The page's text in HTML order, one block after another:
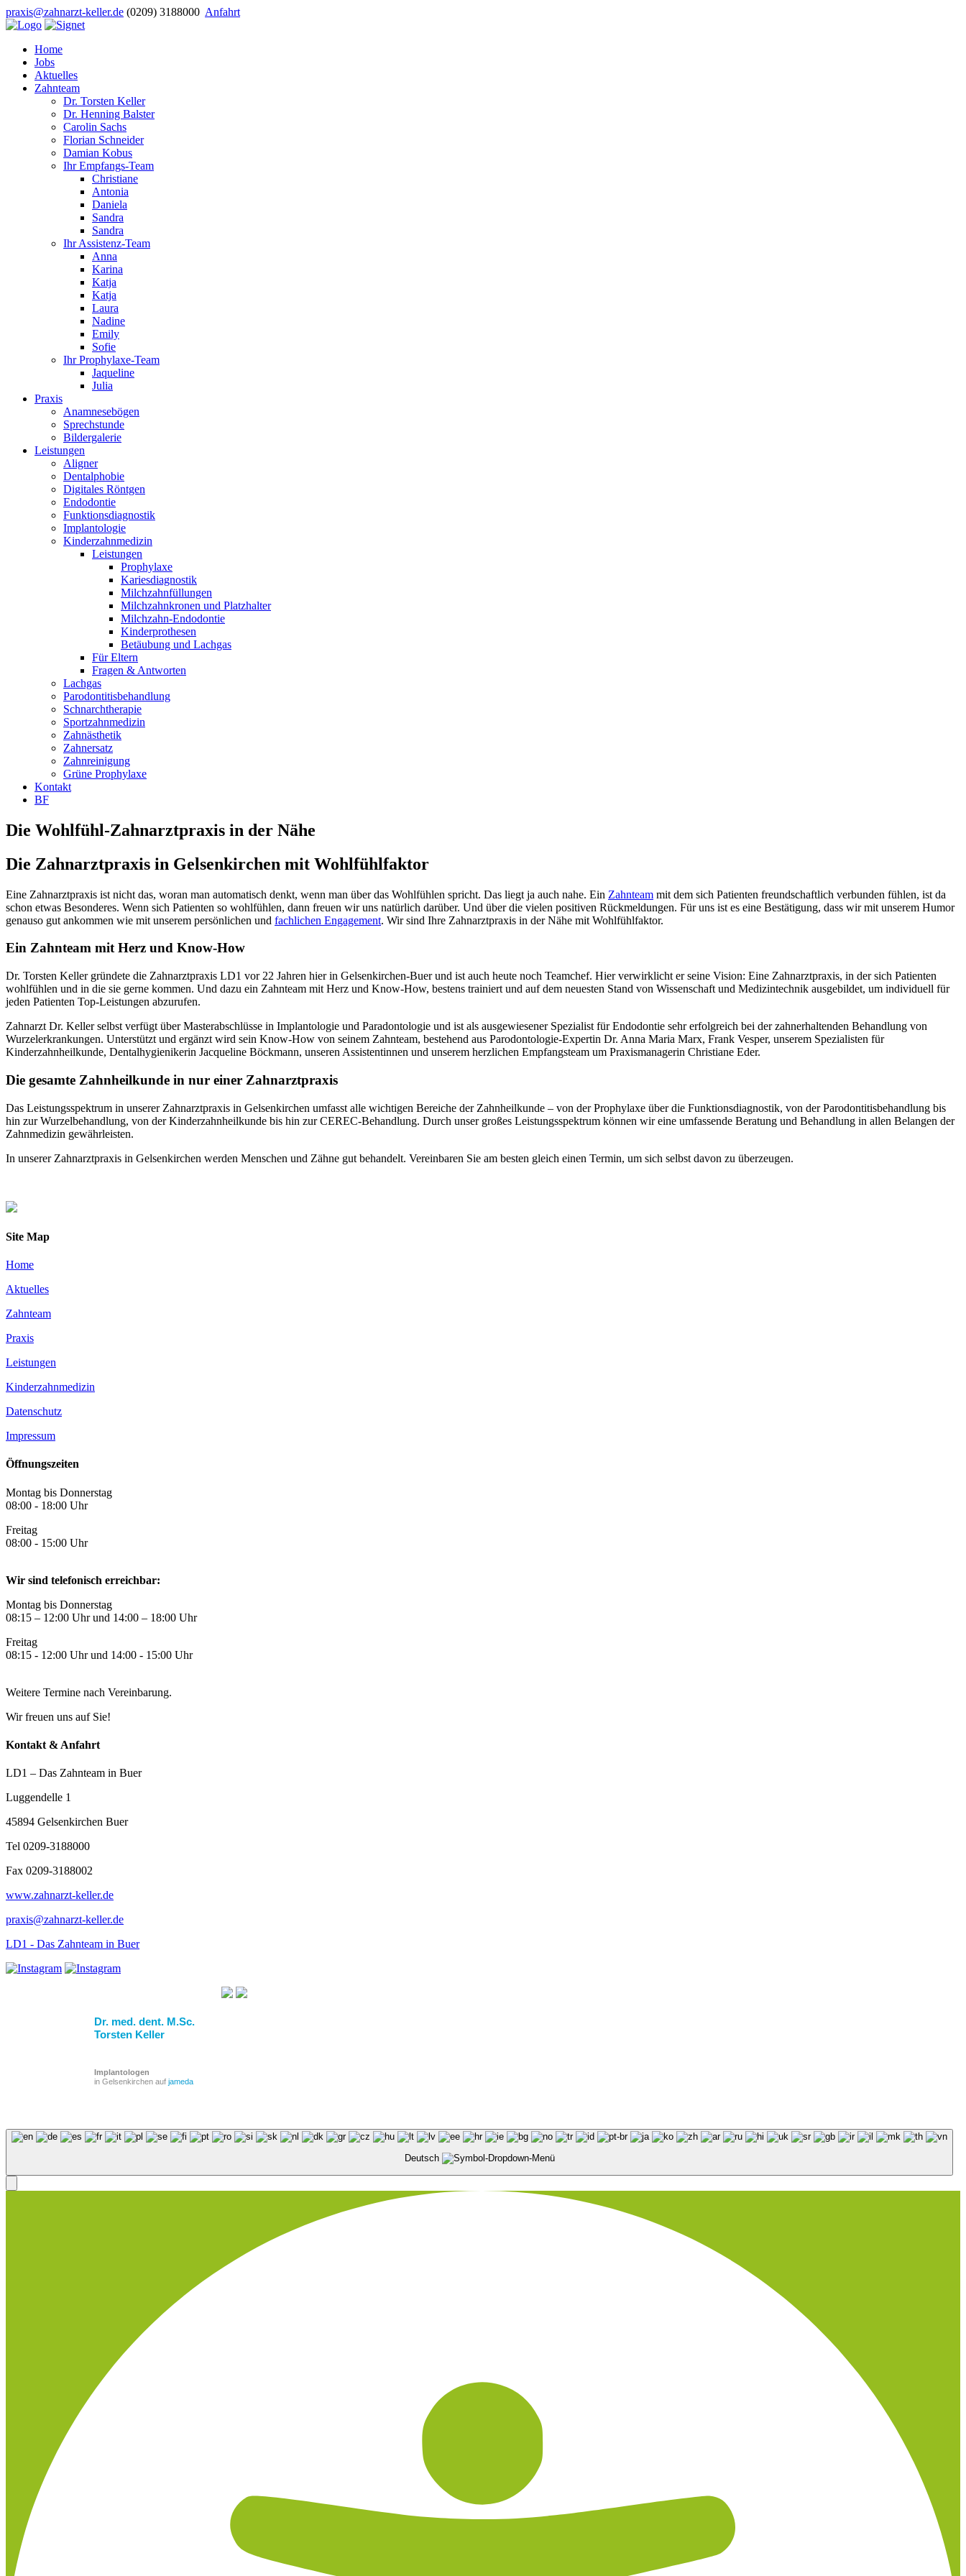
praxis@zahnarzt-keller.de (0209) 3188000 Anfahrt
Home
Jobs
Aktuelles
Zahnteam
Dr. Torsten Keller
Dr. Henning Balster
Carolin Sachs
Florian Schneider
Damian Kobus
Ihr Empfangs-Team
Christiane
Antonia
Daniela
Sandra
Sandra
Ihr Assistenz-Team
Anna
Karina
Katja
Katja
Laura
Nadine
Emily
Sofie
Ihr Prophylaxe-Team
Jaqueline
Julia
Praxis
Anamnesebögen
Sprechstunde
Bildergalerie
Leistungen
Aligner
Dentalphobie
Digitales Röntgen
Endodontie
Funktionsdiagnostik
Implantologie
Kinderzahnmedizin
Leistungen
Prophylaxe
Kariesdiagnostik
Milchzahnfüllungen
Milchzahnkronen und Platzhalter
Milchzahn-Endodontie
Kinderprothesen
Betäubung und Lachgas
Für Eltern
Fragen & Antworten
Lachgas
Parodontitisbehandlung
Schnarchtherapie
Sportzahnmedizin
Zahnästhetik
Zahnersatz
Zahnreinigung
Grüne Prophylaxe
Kontakt
BF
Die Wohlfühl-Zahnarztpraxis in der Nähe
Die Zahnarztpraxis in Gelsenkirchen mit Wohlfühlfaktor
Eine Zahnarztpraxis ist nicht das, woran man automatisch denkt, wenn man über das Wohlfühlen spricht. Das liegt ja auch nahe. Ein Zahnteam mit dem sich Patienten freundschaftlich verbunden fühlen, ist da
schon etwas Besonderes. Wenn sich Patienten so wohlfühlen, dann freuen wir uns natürlich darüber. Und über die vielen positiven Rückmeldungen. Für uns ist es eine Bestätigung, dass wir mit unserem Humor
genauso gut ankommen wie mit unserem persönlichen und fachlichen Engagement. Wir sind Ihre Zahnarztpraxis in der Nähe mit Wohlfühlfaktor.
Ein Zahnteam mit Herz und Know-How
Dr. Torsten Keller gründete die Zahnarztpraxis LD1 vor 22 Jahren hier in Gelsenkirchen-Buer und ist auch heute noch Teamchef. Hier verwirklicht er seine Vision: Eine Zahnarztpraxis, in der sich Patienten
wohlfühlen und in die sie gerne kommen. Und dazu ein Zahnteam mit Herz und Know-How, bestens trainiert und auf dem neuesten Stand von Wissenschaft und Medizintechnik ausgebildet, um individuell für
jeden Patienten Top-Leistungen abzurufen.
Zahnarzt Dr. Keller selbst verfügt über Masterabschlüsse in Implantologie und Paradontologie und ist als ausgewiesener Spezialist für Endodontie sehr erfolgreich bei der zahnerhaltenden Behandlung von
Wurzelerkrankungen. Unterstützt und ergänzt wird sein Know-How von seinem Zahnteam, bestehend aus Parodontologie-Expertin Dr. Anna Maria Marx, Frank Vesper, unserem Spezialisten für
Kinderzahnheilkunde, Dentalhygienikerin Jacqueline Böckmann, unseren Assistentinnen und unserem herzlichen Empfangsteam um Praxismanagerin Christiane Eder.
Die gesamte Zahnheilkunde in nur einer Zahnarztpraxis
Das Leistungsspektrum in unserer Zahnarztpraxis in Gelsenkirchen umfasst alle wichtigen Bereiche der Zahnheilkunde – von der Prophylaxe über die Funktionsdiagnostik, von der Parodontitisbehandlung bis
hin zur Wurzelbehandlung, von der Kinderzahnheilkunde bis hin zur CEREC-Behandlung. Durch unser großes Leistungsspektrum können wir eine umfassende Beratung und Behandlung in allen Belangen der
Zahnmedizin gewährleisten.
In unserer Zahnarztpraxis in Gelsenkirchen werden Menschen und Zähne gut behandelt. Vereinbaren Sie am besten gleich einen Termin, um sich selbst davon zu überzeugen.
Site Map
Home
Aktuelles
Zahnteam
Praxis
Leistungen
Kinderzahnmedizin
Datenschutz
Impressum
Öffnungszeiten
Montag bis Donnerstag
08:00 - 18:00 Uhr
Freitag
08:00 - 15:00 Uhr
Wir sind telefonisch erreichbar:
Montag bis Donnerstag
08:15 – 12:00 Uhr und 14:00 – 18:00 Uhr
Freitag
08:15 - 12:00 Uhr und 14:00 - 15:00 Uhr
Weitere Termine nach Vereinbarung.
Wir freuen uns auf Sie!
Kontakt & Anfahrt
LD1 – Das Zahnteam in Buer
Luggendelle 1
45894 Gelsenkirchen Buer
Tel 0209-3188000
Fax 0209-3188002
www.zahnarzt-keller.de
praxis@zahnarzt-keller.de
LD1 - Das Zahnteam in Buer
Dr. med. dent. M.Sc.
Torsten Keller
Implantologen
in Gelsenkirchen auf jameda
Deutsch